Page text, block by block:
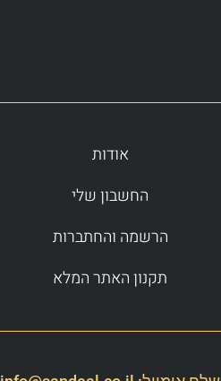
אודות
החשבון שלי
הרשמה והחתברות
תקנון האתר המלא